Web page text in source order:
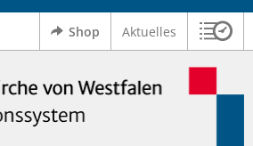
Shop Aktuelles
oder "Pfarrerausschuss".